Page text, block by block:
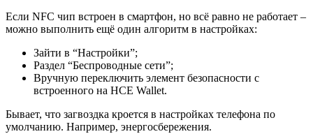
Если NFC чип встроен в смартфон, но всё равно не работает –
можно выполнить ещё один алгоритм в настройках:
Зайти в “Настройки”;
Раздел “Беспроводные сети”;
Вручную переключить элемент безопасности с
встроенного на HCE Wallet.
Бывает, что загвоздка кроется в настройках телефона по
умолчанию. Например, энергосбережения.